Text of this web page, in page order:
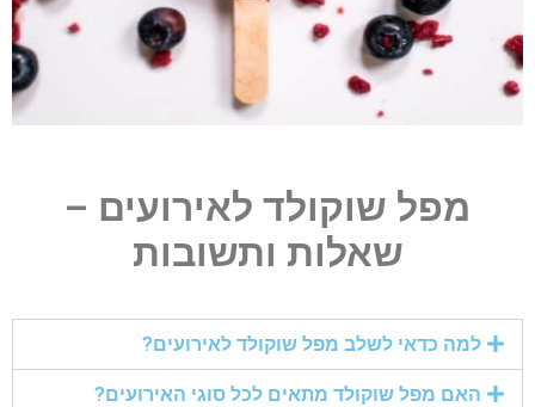
מפל שוקולד לאירועים –
שאלות ותשובות
למה כדאי לשלב מפל שוקולד לאירועים?
האם מפל שוקולד מתאים לכל סוגי האירועים?